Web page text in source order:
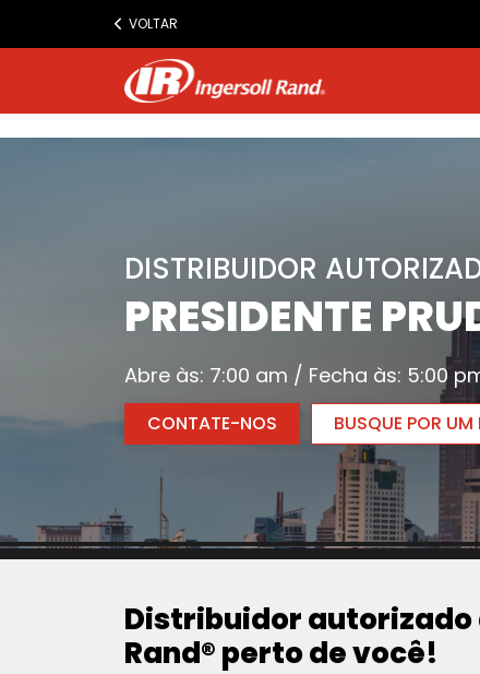
www.ingersollrand.com
VOLTAR
DISTRIBUIDOR
PRESIDENTE
Abre às: 7:00 am / Fecha às: 5:00
CONTATE-NOS BUSQUE POR UM
Distribuidor
Rand® perto de você!